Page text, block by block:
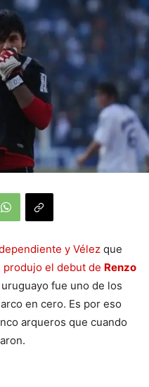
y Vélez que
produjo el debut de Renzo
fue uno de los
en cero. Es por eso
arqueros que cuando